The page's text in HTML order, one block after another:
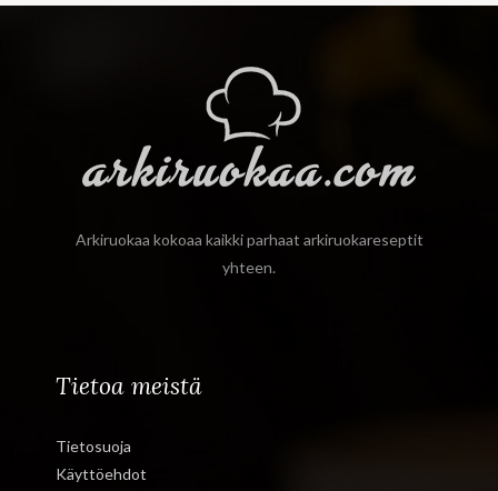
Arkiruokaa kokoaa kaikki parhaat arkiruokareseptit
yhteen.
Tietoa meistä
Tietosuoja
Käyttöehdot